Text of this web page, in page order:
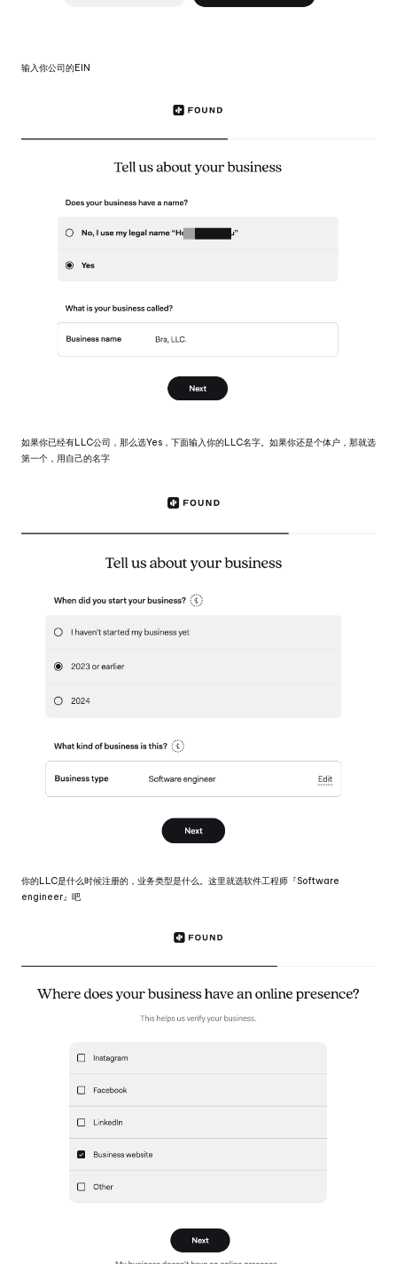
输入你公司的EIN
如果你已经有LLC公司，那么选Yes，下面输入你的LLC名字。如果你还是个体户，那就选
第一个，用自己的名字
你的LLC是什么时候注册的，业务类型是什么。这里就选软件工程师『Software
engineer』吧